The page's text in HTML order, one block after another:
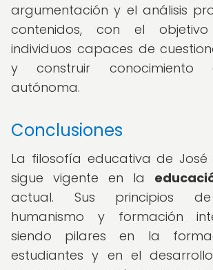
argumentación y el análisis
contenidos, con el
individuos capaces de
y construir conocimiento
autónoma.
Conclusiones
La filosofía educativa de José
sigue vigente en la
actual. Sus principios de
humanismo y formación
siendo pilares en la
estudiantes y en el